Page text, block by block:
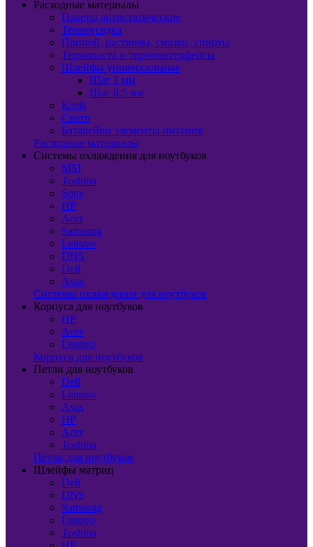
Расходные материалы
Пакеты антистатические
Термоусадка
Припой, растворы, смазки, спирты
Термопаста и термоинтерфейсы
Шлейфы универсальные
Шаг 1 мм
Шаг 0,5 мм
Клей
Скотч
Батарейки элементы питания
Расходные материалы
Системы охлаждения для ноутбуков
MSI
Toshiba
Sony
HP
Acer
Samsung
Lenovo
DNS
Dell
Asus
Системы охлаждения для ноутбуков
Корпуса для ноутбуков
HP
Acer
Lenovo
Корпуса для ноутбуков
Петли для ноутбуков
Dell
Lenovo
Asus
HP
Acer
Toshiba
Петли для ноутбуков
Шлейфы матриц
Dell
DNS
Samsung
Lenovo
Toshiba